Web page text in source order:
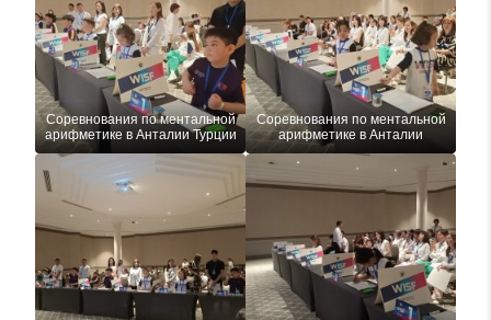
Соревнования по ментальной
арифметике в Анталии Турции
Соревнования по ментальной
арифметике в Анталии